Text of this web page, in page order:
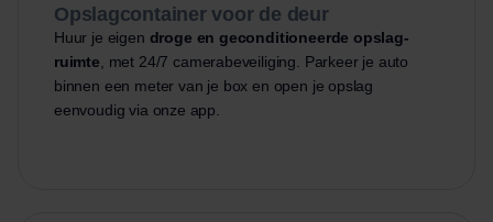
Opslagcontainer voor de deur
Huur je eigen droge en geconditioneerde opslag-
ruimte , met 24/7 camerabeveiliging. Parkeer je auto
binnen een meter van je box en open je opslag
eenvoudig via onze app.